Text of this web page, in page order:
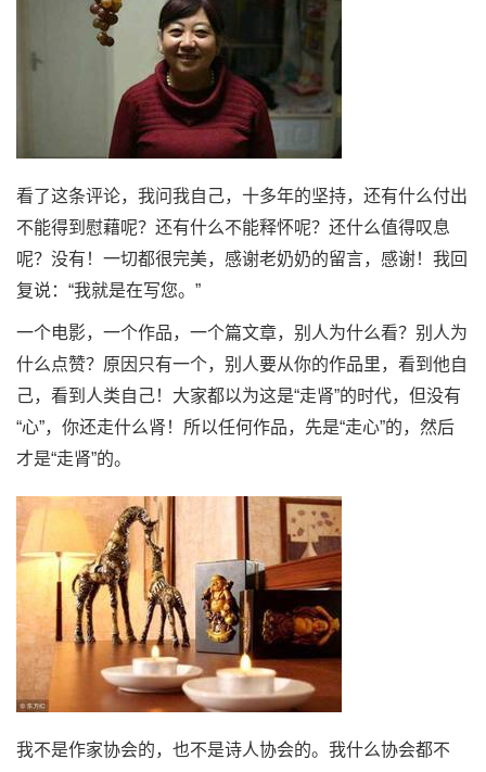
看了这条评论，我问我自己，十多年的坚持，还有什么付出
不能得到慰藉呢？还有什么不能释怀呢？还什么值得叹息
呢？没有！一切都很完美，感谢老奶奶的留言，感谢！我回
复说：“我就是在写您。”
一个电影，一个作品，一个篇文章，别人为什么看？别人为
什么点赞？原因只有一个，别人要从你的作品里，看到他自
己，看到人类自己！大家都以为这是“走肾”的时代，但没有
“心”，你还走什么肾！所以任何作品，先是“走心”的，然后
才是“走肾”的。
我不是作家协会的，也不是诗人协会的。我什么协会都不